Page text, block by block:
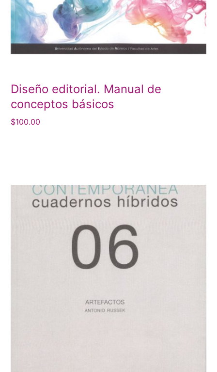
Diseño editorial. Manual de
conceptos básicos
$100.00